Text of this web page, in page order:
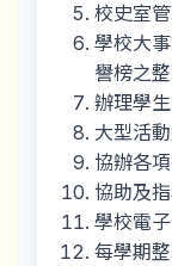
校史室
學校大
譽榜之
辦理學
大型活
協辦各
協助及
學校電
每學期